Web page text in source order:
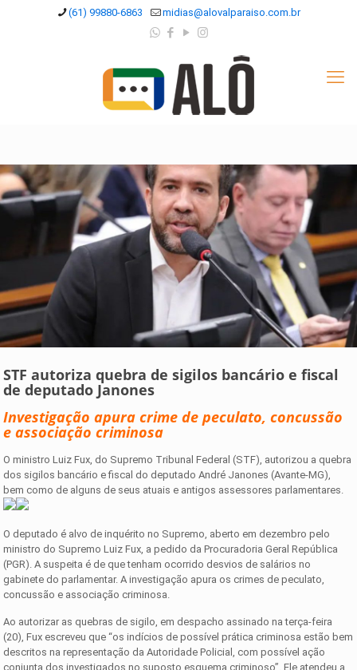
(61) 99880-6863 midias@alovalparaiso.com.br
STF autoriza quebra de sigilos bancário e fiscal
de deputado Janones
Investigação apura crime de peculato, concussão
e associação criminosa
O ministro Luiz Fux, do Supremo Tribunal Federal (STF), autorizou a quebra
dos sigilos bancário e fiscal do deputado André Janones (Avante-MG),
bem como de alguns de seus atuais e antigos assessores parlamentares.
O deputado é alvo de inquérito no Supremo, aberto em dezembro pelo
ministro do Supremo Luiz Fux, a pedido da Procuradoria Geral República
(PGR). A suspeita é de que tenham ocorrido desvios de salários no
gabinete do parlamentar. A investigação apura os crimes de peculato,
concussão e associação criminosa.
Ao autorizar as quebras de sigilo, em despacho assinado na terça-feira
(20), Fux escreveu que “os indícios de possível prática criminosa estão bem
descritos na representação da Autoridade Policial, com possível ação
conjunta dos investigados no suposto esquema criminoso”. Ele atendeu a